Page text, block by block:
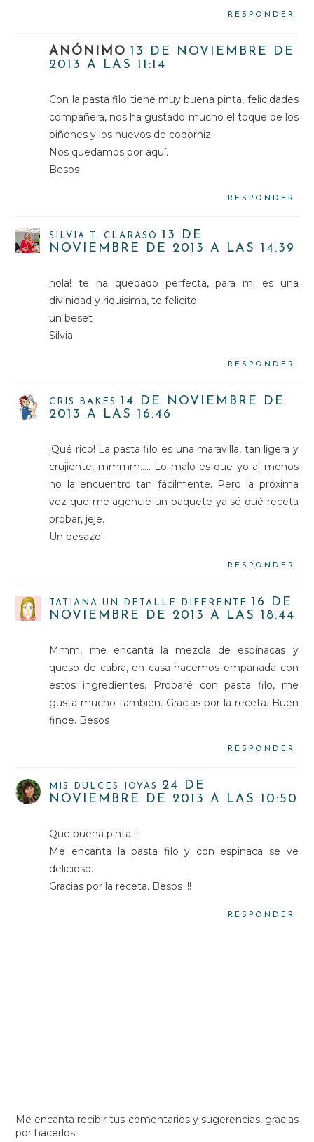
RESPONDER
ANÓNIMO 13 DE NOVIEMBRE DE
2013 A LAS 11:14
Con la pasta filo tiene muy buena pinta, felicidades
compañera, nos ha gustado mucho el toque de los
piñones y los huevos de codorniz.
Nos quedamos por aquí.
Besos
RESPONDER
SILVIA T. CLARASÓ
13 DE
NOVIEMBRE DE 2013 A LAS 14:39
hola! te ha quedado perfecta, para mi es una
divinidad y riquisima, te felicito
un beset
Silvia
RESPONDER
CRIS BAKES
14 DE NOVIEMBRE DE
2013 A LAS 16:46
¡Qué rico! La pasta filo es una maravilla, tan ligera y
crujiente, mmmm..... Lo malo es que yo al menos
no la encuentro tan fácilmente. Pero la próxima
vez que me agencie un paquete ya sé qué receta
probar, jeje.
Un besazo!
RESPONDER
TATIANA UN DETALLE DIFERENTE
16 DE
NOVIEMBRE DE 2013 A LAS 18:44
Mmm, me encanta la mezcla de espinacas y
queso de cabra, en casa hacemos empanada con
estos ingredientes. Probaré con pasta filo, me
gusta mucho también. Gracias por la receta. Buen
finde. Besos
RESPONDER
MIS DULCES JOYAS
24 DE
NOVIEMBRE DE 2013 A LAS 10:50
Que buena pinta !!!
Me encanta la pasta filo y con espinaca se ve
delicioso.
Gracias por la receta. Besos !!!
RESPONDER
Me encanta recibir tus comentarios y sugerencias, gracias
por hacerlos.